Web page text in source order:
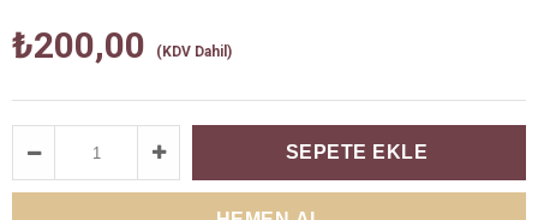
₺200,00 (KDV Dahil)